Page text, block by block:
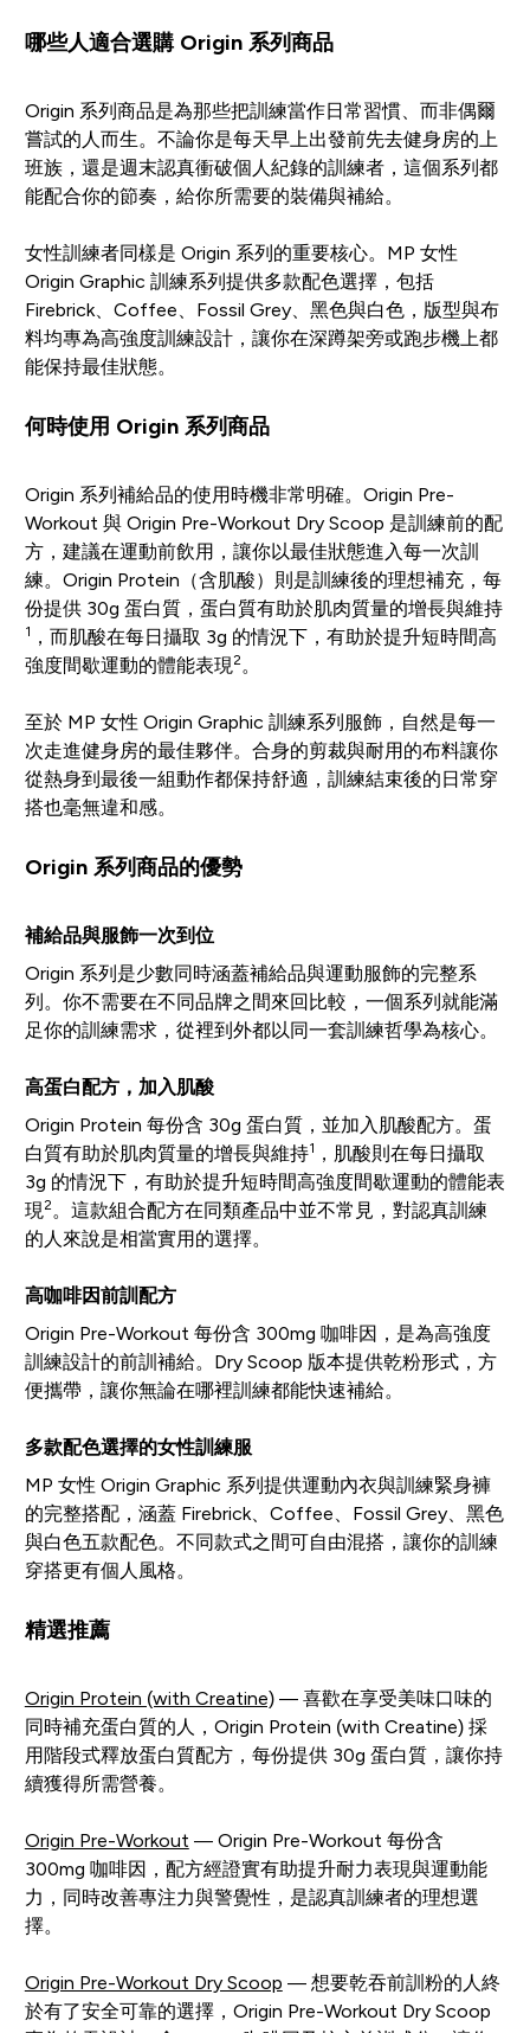
哪些人適合選購 Origin 系列商品
Origin 系列商品是為那些把訓練當作日常習慣、而非偶爾
嘗試的人而生。不論你是每天早上出發前先去健身房的上
班族，還是週末認真衝破個人紀錄的訓練者，這個系列都
能配合你的節奏，給你所需要的裝備與補給。
女性訓練者同樣是 Origin 系列的重要核心。MP 女性
Origin Graphic 訓練系列提供多款配色選擇，包括
Firebrick、Coffee、Fossil Grey、黑色與白色，版型與布
料均專為高強度訓練設計，讓你在深蹲架旁或跑步機上都
能保持最佳狀態。
何時使用 Origin 系列商品
Origin 系列補給品的使用時機非常明確。Origin Pre-
Workout 與 Origin Pre-Workout Dry Scoop 是訓練前的配
方，建議在運動前飲用，讓你以最佳狀態進入每一次訓
練。Origin Protein（含肌酸）則是訓練後的理想補充，每
份提供 30g 蛋白質，蛋白質有助於肌肉質量的增長與維持
1 ，而肌酸在每日攝取 3g 的情況下，有助於提升短時間高
強度間歇運動的體能表現2。
至於 MP 女性 Origin Graphic 訓練系列服飾，自然是每一
次走進健身房的最佳夥伴。合身的剪裁與耐用的布料讓你
從熱身到最後一組動作都保持舒適，訓練結束後的日常穿
搭也毫無違和感。
Origin 系列商品的優勢
補給品與服飾一次到位
Origin 系列是少數同時涵蓋補給品與運動服飾的完整系
列。你不需要在不同品牌之間來回比較，一個系列就能滿
足你的訓練需求，從裡到外都以同一套訓練哲學為核心。
高蛋白配方，加入肌酸
Origin Protein 每份含 30g 蛋白質，並加入肌酸配方。蛋
白質有助於肌肉質量的增長與維持1 ，肌酸則在每日攝取
3g 的情況下，有助於提升短時間高強度間歇運動的體能表
現2。這款組合配方在同類產品中並不常見，對認真訓練
的人來說是相當實用的選擇。
高咖啡因前訓配方
Origin Pre-Workout 每份含 300mg 咖啡因，是為高強度
訓練設計的前訓補給。Dry Scoop 版本提供乾粉形式，方
便攜帶，讓你無論在哪裡訓練都能快速補給。
多款配色選擇的女性訓練服
MP 女性 Origin Graphic 系列提供運動內衣與訓練緊身褲
的完整搭配，涵蓋 Firebrick、Coffee、Fossil Grey、黑色
與白色五款配色。不同款式之間可自由混搭，讓你的訓練
穿搭更有個人風格。
精選推薦
Origin Protein (with Creatine)— 喜歡在享受美味口味的
同時補充蛋白質的人，Origin Protein (with Creatine) 採
用階段式釋放蛋白質配方，每份提供 30g 蛋白質，讓你持
續獲得所需營養。
Origin Pre-Workout — Origin Pre-Workout 每份含
300mg 咖啡因，配方經證實有助提升耐力表現與運動能
力，同時改善專注力與警覺性，是認真訓練者的理想選
擇。
Origin Pre-Workout Dry Scoop — 想要乾吞前訓粉的人終
於有了安全可靠的選擇，Origin Pre-Workout Dry Scoop